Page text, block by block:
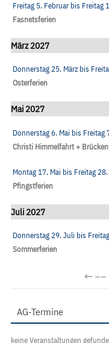
Freitag 5. Februarbis Freitag
Fasnetsferien
März 2027
Donnerstag 25. März bis
Osterferien
Mai 2027
Donnerstag 6. Mai bis Freitag
Christi Himmelfahrt +
Montag 17. Mai bis Freitag 28.
Pfingstferien
Juli 2027
Donnerstag 29. Juli bis
Sommerferien
←−−
AG-Termine
keine Veranstaltungen